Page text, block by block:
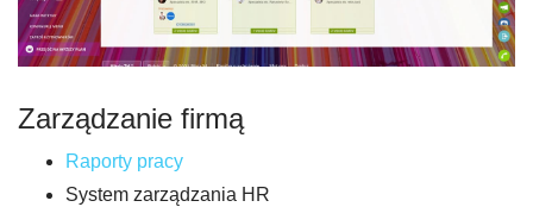
Zarządzanie firmą
Raporty pracy
System zarządzania HR